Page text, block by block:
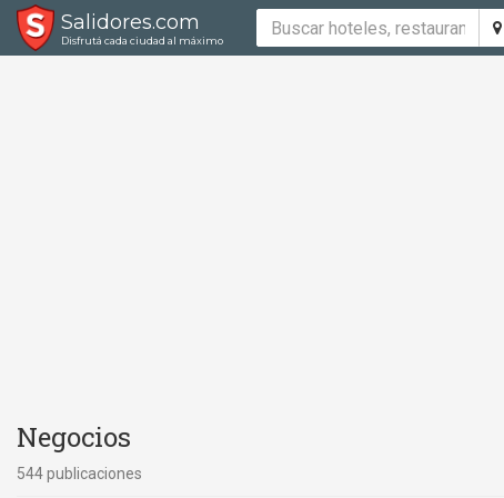
Salidores.com
Disfrutá cada ciudad al máximo
Negocios
544 publicaciones